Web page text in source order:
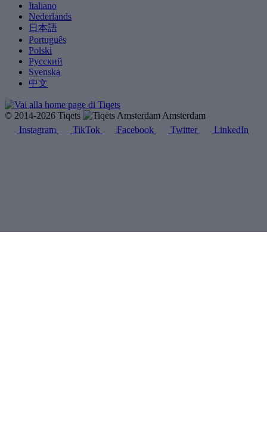
Italiano
Nederlands
日本語
Português
Polski
Русский
Svenska
中文
© 2014-2026 Tiqets
Amsterdam
Instagram
TikTok Facebook Twitter LinkedIn